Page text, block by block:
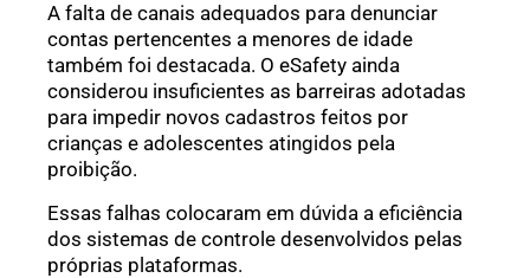
A falta de canais adequados para denunciar
contas pertencentes a menores de idade
também foi destacada. O eSafety ainda
considerou insuficientes as barreiras adotadas
para impedir novos cadastros feitos por
crianças e adolescentes atingidos pela
proibição.
Essas falhas colocaram em dúvida a eficiência
dos sistemas de controle desenvolvidos pelas
próprias plataformas.